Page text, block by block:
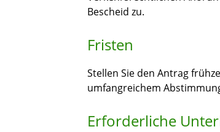
Bescheid zu.
Fristen
Stellen Sie den Antrag
umfangreichem
Erforderliche